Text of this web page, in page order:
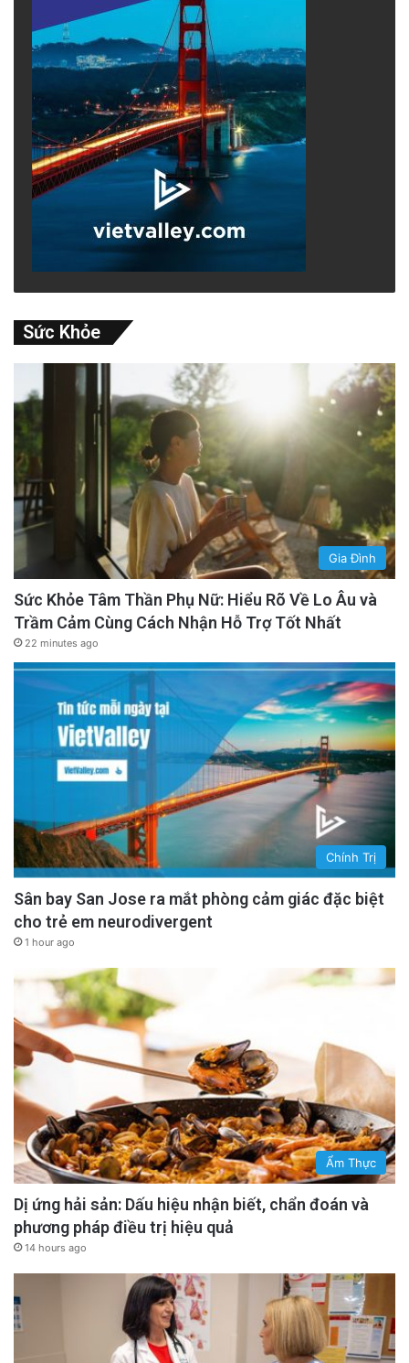
Sức Khỏe
Gia Đình
Sức Khỏe Tâm Thần Phụ Nữ: Hiểu Rõ Về Lo Âu và
Trầm Cảm Cùng Cách Nhận Hỗ Trợ Tốt Nhất
22 minutes ago
Chính Trị
Sân bay San Jose ra mắt phòng cảm giác đặc biệt
cho trẻ em neurodivergent
1 hour ago
Ẩm Thực
Dị ứng hải sản: Dấu hiệu nhận biết, chẩn đoán và
phương pháp điều trị hiệu quả
14 hours ago